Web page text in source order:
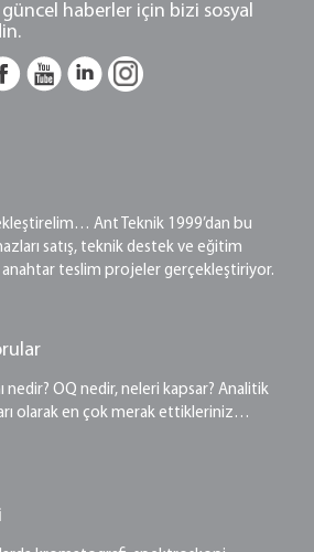
haberler için bizi sosyal
Ant Teknik 1999’dan bu
satış, teknik destek ve eğitim
teslim projeler gerçekleştiriyor.
nedir? OQ nedir, neleri kapsar? Analitik
olarak en çok merak ettikleriniz…